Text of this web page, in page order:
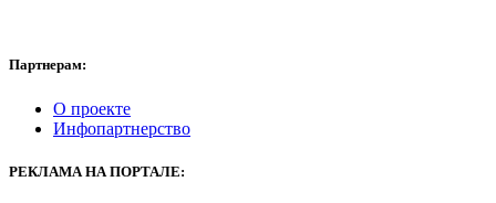
Партнерам:
О проекте
Инфопартнерство
РЕКЛАМА НА ПОРТАЛЕ: